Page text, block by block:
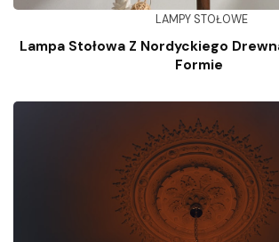
LAMPY STOŁOWE
Lampa Stołowa Z Nordyckiego
Formie